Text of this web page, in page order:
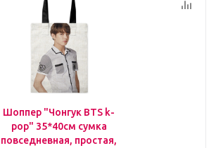
Шоппер "Чонгук BTS k-
pop" 35*40см сумка
повседневная, простая,